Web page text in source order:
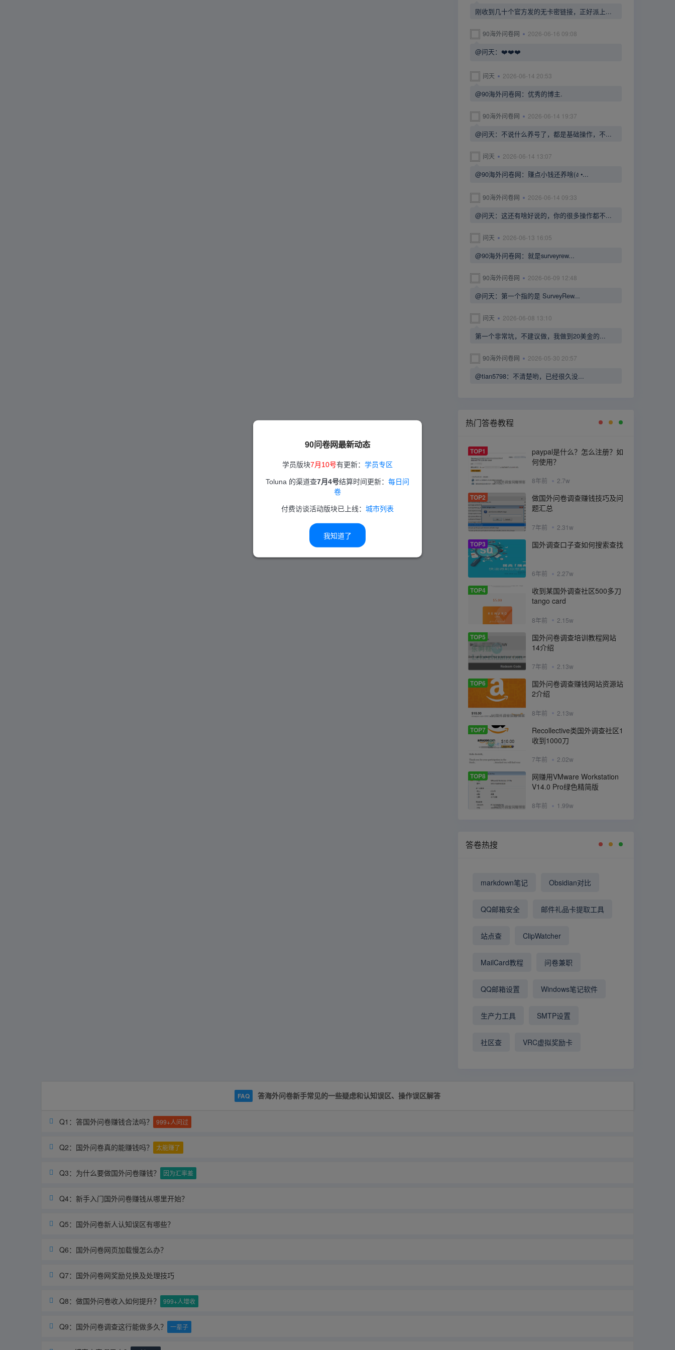
90问卷网最新动态
学员版块7月10号有更新： 学员专区
Toluna 的渠道查7月4号结算时间更新： 每日问
卷
付费访谈活动版块已上线： 城市列表
我知道了
刚收到几十个官方发的无卡密链接，正好派上...
90海外问卷网 2026-06-16 09:08
@问天：❤️❤️❤️
问天 2026-06-14 20:53
@90海外问卷网：优秀的博主.
90海外问卷网 2026-06-14 19:37
@问天：不说什么养号了，都是基础操作，不...
问天 2026-06-14 13:07
@90海外问卷网：赚点小钱还养啥(ง •...
90海外问卷网 2026-06-14 09:33
@问天：这还有啥好说的，你的很多操作都不...
问天 2026-06-13 16:05
@90海外问卷网：就是surveyrew...
90海外问卷网 2026-06-09 12:48
@问天：第一个指的是 SurveyRew...
问天 2026-06-08 13:10
第一个非常坑，不建议做，我做到20美金的...
90海外问卷网 2026-05-30 20:57
@tian5798：不清楚哟，已经很久没...
热门答卷教程
TOP1
paypal是什么？怎么注册？如
何使用？
8年前 2.7w
TOP2
做国外问卷调查赚钱技巧及问
题汇总
7年前 2.31w
TOP3 国外调查口子查如何搜索查找
6年前 2.27w
TOP4
收到某国外调查社区500多刀
tango card
8年前 2.15w
TOP5
国外问卷调查培训教程网站
14介绍
7年前 2.13w
TOP6
国外问卷调查赚钱网站资源站
2介绍
8年前 2.13w
TOP7
Recollective类国外调查社区1
收到1000刀
7年前 2.02w
TOP8
网赚用VMware Workstation
V14.0 Pro绿色精简版
8年前 1.99w
答卷热搜
markdown笔记 Obsidian对比
QQ邮箱安全 邮件礼品卡提取工具
站点查 ClipWatcher
MailCard教程 问卷兼职
QQ邮箱设置 Windows笔记软件
生产力工具 SMTP设置
社区查 VRC虚拟奖励卡
FAQ 答海外问卷新手常见的一些疑虑和认知误区、操作误区解答
Q1：答国外问卷赚钱合法吗？ 999+人问过

Q2：国外问卷真的能赚钱吗？ 太能赚了

Q3：为什么要做国外问卷赚钱？ 因为汇率差

Q4：新手入门国外问卷赚钱从哪里开始？

Q5：国外问卷新人认知误区有哪些？

Q6：国外问卷网页加载慢怎么办？

Q7：国外问卷网奖励兑换及处理技巧

Q8：做国外问卷收入如何提升？ 999+人增收

Q9：国外问卷调查这行能做多久？ 一辈子
